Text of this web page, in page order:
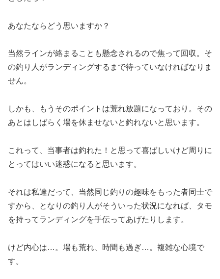
あなたならどう思いますか？
当然ラインが絡まることも懸念されるので焦って回収。そ
の釣り人がランディングするまで待っていなければなりま
せん。
しかも、もうそのポイントは荒れ放題になっており。その
あとはしばらく場を休ませないと釣れないと思います。
これって、当事者は釣れた！と思って喜ばしいけど周りに
とってはいい迷惑になると思います。
それは私達だって、当然同じ釣りの趣味をもった者同士で
すから、となりの釣り人がそういった状況になれば、タモ
を持ってランディングを手伝ってあげたりします。
けど内心は…。場も荒れ、時間も過ぎ…。複雑な心境で
す。